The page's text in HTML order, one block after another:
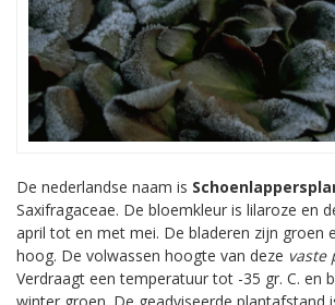
De nederlandse naam is
Saxifragaceae. De bloemkleur is lilaroze en
april tot en met mei. De bladeren zijn groen
hoog. De volwassen hoogte van deze vaste
Verdraagt een temperatuur tot -35 gr. C. en